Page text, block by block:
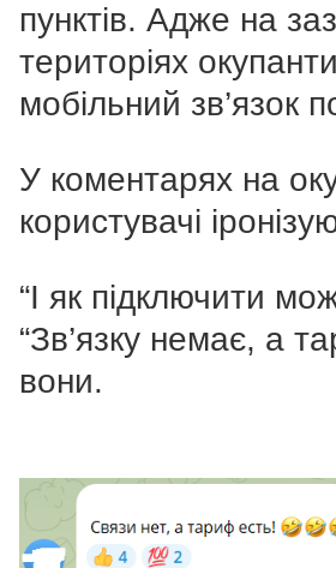
пунктів. Адже на
територіях
мобільний зв’язок
У коментарях на
користувачі
“І як підключити
“Зв’язку немає, а
вони.